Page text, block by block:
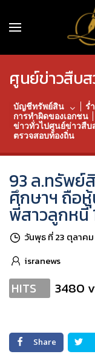
ศูนย์ข่าวสืบ
บัญชีทรัพย์สิน ร่
การทำผิดของเอกชน
ข่าวทั่วไปศูนย์ข่าวสืบ
ตรวจสอบท้องถิ่น
93 ล.ทรัพย์
ศึกษาฯ ถือ
พี่สาวลูกหนี้
วันพุธ ที่ 23 ตุลาคม
isranews
HITS 3480
Share